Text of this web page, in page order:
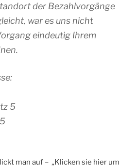
der Bezahlvorgänge
war es uns nicht
eindeutig Ihrem
5
man auf – „Klicken sie hier um